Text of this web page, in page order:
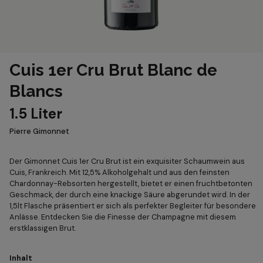
Cuis 1er Cru Brut Blanc de
Blancs
1.5 Liter
Pierre Gimonnet
Der Gimonnet Cuis 1er Cru Brut ist ein exquisiter Schaumwein aus
Cuis, Frankreich. Mit 12,5% Alkoholgehalt und aus den feinsten
Chardonnay-Rebsorten hergestellt, bietet er einen fruchtbetonten
Geschmack, der durch eine knackige Säure abgerundet wird. In der
1,5lt Flasche präsentiert er sich als perfekter Begleiter für besondere
Anlässe. Entdecken Sie die Finesse der Champagne mit diesem
erstklassigen Brut.
Inhalt